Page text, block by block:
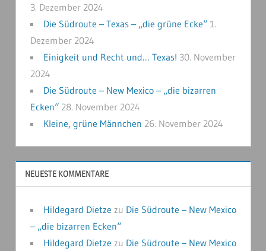
3. Dezember 2024
Die Südroute – Texas – „die grüne Ecke“ 1.
Dezember 2024
Einigkeit und Recht und… Texas! 30. November
2024
Die Südroute – New Mexico – „die bizarren
Ecken“ 28. November 2024
Kleine, grüne Männchen 26. November 2024
NEUESTE KOMMENTARE
Hildegard Dietze zu Die Südroute – New Mexico
– „die bizarren Ecken“
Hildegard Dietze zu Die Südroute – New Mexico